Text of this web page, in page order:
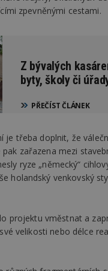
zpevněnými cestami.
Z bývalých
byty, školy či
PŘEČÍST ČLÁNEK
je třeba doplnit, že
zařazena mezi
ryze „německý“
holandský venkovský
projektu vměstnat a
velikosti nebo délce